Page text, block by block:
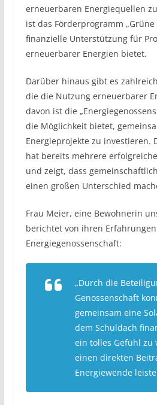
erneuerbaren Energiequellen
ist das Förderprogramm „Grüne
finanzielle Unterstützung für
erneuerbarer Energien bietet.
Darüber hinaus gibt es
die die Nutzung erneuerbarer
davon ist die
die Möglichkeit bietet,
Energieprojekte zu investieren.
hat bereits mehrere
und zeigt, dass
einen großen Unterschied
Frau Meier, eine Bewohnerin
berichtet von ihren
Energiegenossenschaft:
„Durch die
Genossenschaft
gemeinsam eine
dem Schuldach
ein tolles Gefühl zu
einen direkten
Energiewende